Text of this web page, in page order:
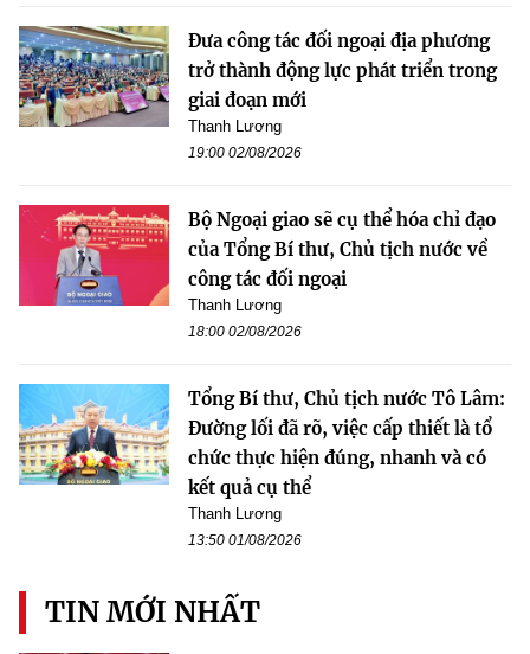
Đưa công tác đối ngoại địa phương
trở thành động lực phát triển trong
giai đoạn mới
Thanh Lương
19:00 02/08/2026
Bộ Ngoại giao sẽ cụ thể hóa chỉ đạo
của Tổng Bí thư, Chủ tịch nước về
công tác đối ngoại
Thanh Lương
18:00 02/08/2026
Tổng Bí thư, Chủ tịch nước Tô Lâm:
Đường lối đã rõ, việc cấp thiết là tổ
chức thực hiện đúng, nhanh và có
kết quả cụ thể
Thanh Lương
13:50 01/08/2026
TIN MỚI NHẤT